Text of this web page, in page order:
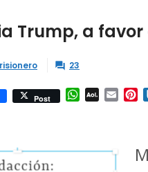
Trump, a
 23
Post WhatsApp
AOL Email